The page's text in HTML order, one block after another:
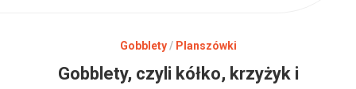
Gobblety/ Planszówki
Gobblety, czyli kółko, krzyżyk i